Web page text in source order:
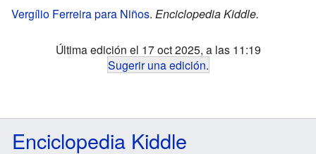
Vergílio Ferreira para Niños. Enciclopedia Kiddle.
Última edición el 17 oct 2025, a las 11:19
Sugerir una edición.
Enciclopedia Kiddle